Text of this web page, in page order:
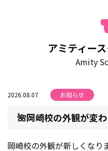
アミティー
Amity
2026.08.07 お知らせ
🌺岡崎校の外観が変
岡崎校の外観が新しくなり